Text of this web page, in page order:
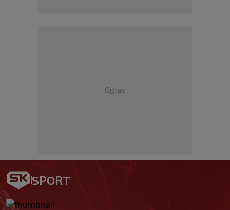
Oglas
SPORT